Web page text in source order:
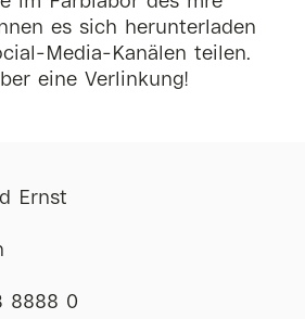
es sich herunterladen
Media-Kanälen teilen.
eine Verlinkung!
Ernst
8888 0